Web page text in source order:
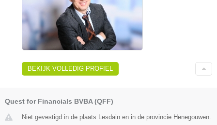
BEKIJK VOLLEDIG PROFIEL
Quest for Financials BVBA (QFF)
Niet gevestigd in de plaats Lesdain en in de provincie Henegouwen.